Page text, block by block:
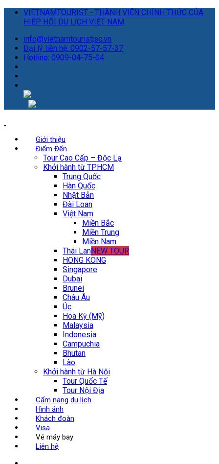
VIETNAMTOURIST - THÀNH VIÊN CHÍNH THỨC CỦA
HIỆP HỘI DU LỊCH VIỆT NAM
info@vietnamtouristjsc.vn
Đại lý liên hệ: 0902-57-57-37
Hotline: 0909-04-75-04
Giới thiệu
Điểm Đến
Tour Cao Cấp – Độc Lạ
Khởi hành từ TP.HCM
Trung Quốc
Hàn Quốc
Nhật Bản
Đài Loan
Việt Nam
Miền Bắc
Miền Trung
Miền Nam
Thái LanNEW TOUR
HONG KONG
Singapore
Dubai
Brunei
Châu Âu
Úc
Hoa Kỳ (Mỹ)
Malaysia
Indonesia
Campuchia
Bhutan
Lào
Khởi hành từ Hà Nội
Tour Quốc Tế
Tour Nội Địa
Cẩm nang du lịch
Hình ảnh
Khách đoàn
Visa
Vé máy bay
Liên hệ